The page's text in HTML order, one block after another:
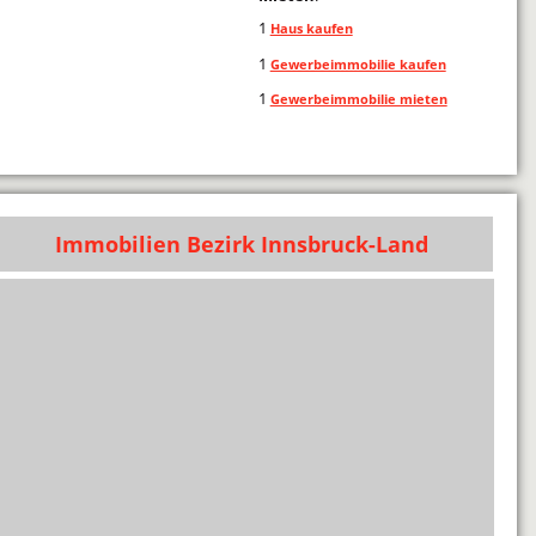
1 Haus kaufen
1 Gewerbeimmobilie kaufen
1 Gewerbeimmobilie mieten
Immobilien Bezirk Innsbruck-Land